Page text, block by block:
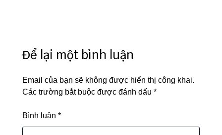
Để lại một bình luận
Email của bạn sẽ không được hiển thị công khai.
Các trường bắt buộc được đánh dấu *
Bình luận *